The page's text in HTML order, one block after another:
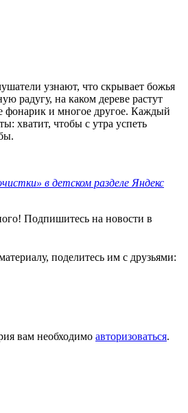
узнают, что скрывает божья
радугу, на каком дереве растут
фонарик и многое другое. Каждый
хватит, чтобы с утра успеть
в детском разделе Яндекс
Подпишитесь на новости в
поделитесь им с друзьями:
вам необходимо авторизоваться.